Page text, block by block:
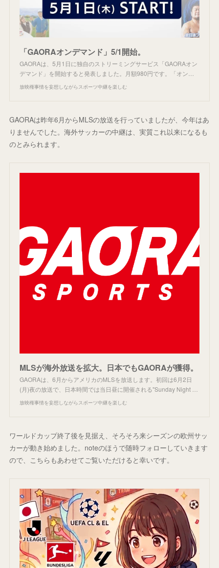
「GAORAオンデマンド」5/1開始。
GAORAは、5月1日に独自のストリーミングサービス「GAORAオン
デマンド」を開始すると発表しました。月額980円です。「オン…
放映権事情を妄想しながらスポーツ中継を楽しむ
GAORAは昨年6月からMLSの放送を行っていましたが、今年はあ
りませんでした。海外サッカーの中継は、実質これ以来になるも
のとみられます。
MLSが海外放送を拡大。日本でもGAORAが獲得。
GAORAは、6月からアメリカのMLSを放送します。初回は6月2日
(月)夜の放送で、日本時間では当日昼に開催される"Sunday Night …
放映権事情を妄想しながらスポーツ中継を楽しむ
ワールドカップ終了後を見据え、そろそろ来シーズンの欧州サッ
カーが動き始めました。noteのほうで随時フォローしていきます
ので、こちらもあわせてご覧いただけると幸いです。